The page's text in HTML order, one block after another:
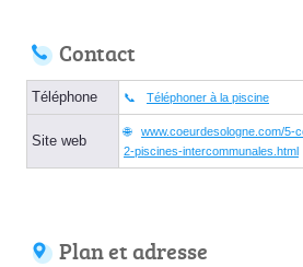
Contact
Téléphone Téléphoner à la piscine
Site web
www.coeurdesologne.com/5-
2-piscines-intercommunales.html
Plan et adresse